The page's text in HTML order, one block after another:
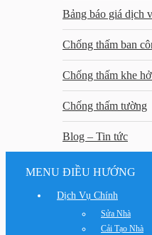
Bảng báo giá dịch
Chống thấm ban
Chống thấm khe
Chống thấm tường
Blog – Tin tức
MENU ĐIỀU HƯỚNG
Dịch Vụ Chính
Sửa Nhà
Cải Tạo Nhà